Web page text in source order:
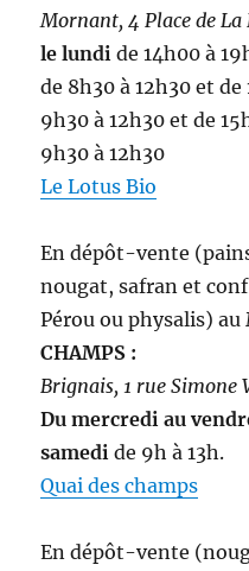
Mornant, 4 Place de La
le lundide 14h00 à
de 8h30 à 12h30 et
9h30 à 12h30 et de
9h30 à 12h30
Le Lotus Bio
En dépôt-vente
nougat, safran et
Pérou ou physalis) au
CHAMPS :
Brignais, 1 rue Simone
Du mercredi au
samedide 9h à 13h.
Quai des champs
En dépôt-vente